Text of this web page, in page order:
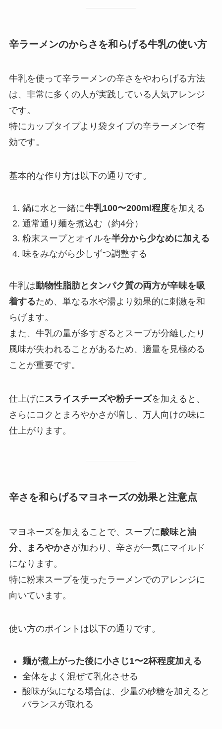
辛ラーメンのからさを和らげる牛乳の使い方
牛乳を使って辛ラーメンの辛さをやわらげる方法
は、非常に多くの人が実践している人気アレンジ
です。
特にカップタイプより袋タイプの辛ラーメンで有
効です。
基本的な作り方は以下の通りです。
鍋に水と一緒に牛乳100〜200ml程度を加える
通常通り麺を煮込む（約4分）
粉末スープとオイルを半分から少なめに加える
味をみながら少しずつ調整する
牛乳は動物性脂肪とタンパク質の両方が辛味を吸
着するため、単なる水や湯より効果的に刺激を和
らげます。
また、牛乳の量が多すぎるとスープが分離したり
風味が失われることがあるため、適量を見極める
ことが重要です。
仕上げにスライスチーズや粉チーズを加えると、
さらにコクとまろやかさが増し、万人向けの味に
仕上がります。
辛さを和らげるマヨネーズの効果と注意点
マヨネーズを加えることで、スープに酸味と油
分、まろやかさ が加わり、辛さが一気にマイルド
になります。
特に粉末スープを使ったラーメンでのアレンジに
向いています。
使い方のポイントは以下の通りです。
麺が煮上がった後に小さじ1〜2杯程度加える
全体をよく混ぜて乳化させる
酸味が気になる場合は、少量の砂糖を加えると
バランスが取れる